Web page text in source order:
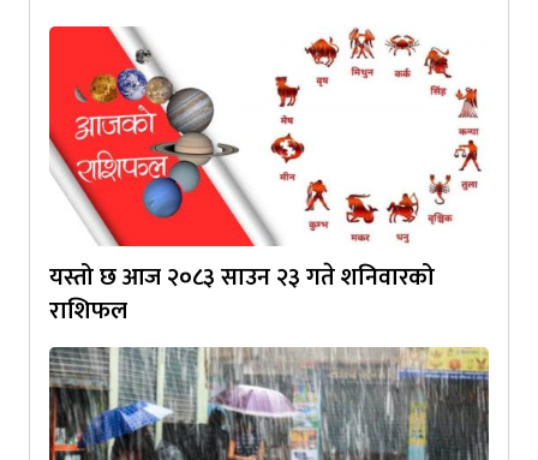
यस्तो छ आज २०८३ साउन २३ गते शनिवारको
राशिफल